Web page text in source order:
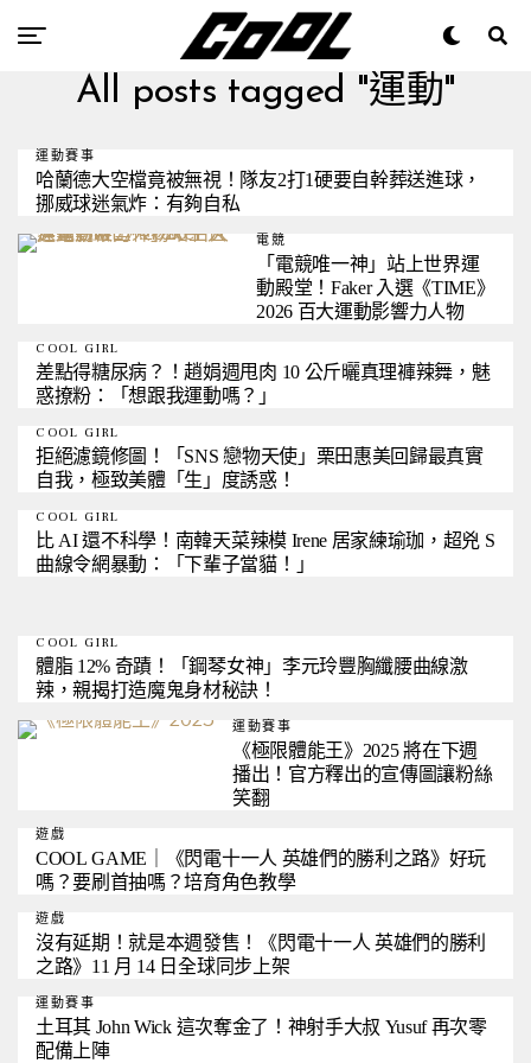
All posts tagged "運動"
運動賽事
哈蘭德大空檔竟被無視！隊友2打1硬要自幹葬送進球，
挪威球迷氣炸：有夠自私
電競
「電競唯一神」站上世界運
動殿堂！Faker 入選《TIME》
2026 百大運動影響力人物
COOL GIRL
差點得糖尿病？！趙娟週甩肉 10 公斤曬真理褲辣舞，魅
惑撩粉：「想跟我運動嗎？」
COOL GIRL
拒絕濾鏡修圖！「SNS 戀物天使」栗田惠美回歸最真實
自我，極致美體「生」度誘惑！
COOL GIRL
比 AI 還不科學！南韓天菜辣模 Irene 居家練瑜珈，超兇 S
曲線令網暴動：「下輩子當貓！」
COOL GIRL
體脂 12% 奇蹟！「鋼琴女神」李元玲豐胸纖腰曲線激
辣，親揭打造魔鬼身材秘訣！
運動賽事
《極限體能王》2025 將在下週
播出！官方釋出的宣傳圖讓粉絲
笑翻
遊戲
COOL GAME｜《閃電十一人 英雄們的勝利之路》好玩
嗎？要刷首抽嗎？培育角色教學
遊戲
沒有延期！就是本週發售！《閃電十一人 英雄們的勝利
之路》11 月 14 日全球同步上架
運動賽事
土耳其 John Wick 這次奪金了！神射手大叔 Yusuf 再次零
配備上陣